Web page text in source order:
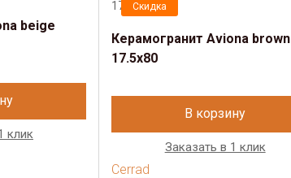
beige
клик
Скидка
Керамогранит Aviona brown
17.5x80
В корзину
Заказать в 1 клик
Cerrad